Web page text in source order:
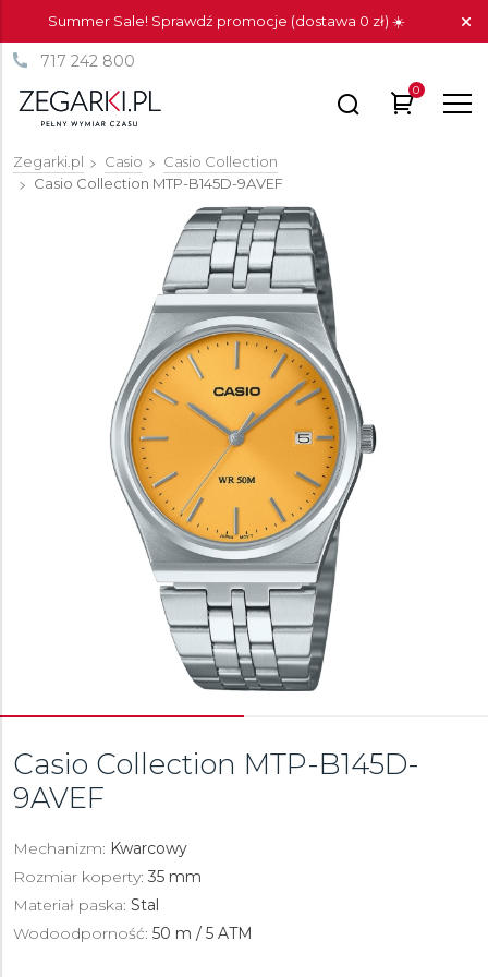
Summer Sale! Sprawdź promocje (dostawa 0 zł) ☀️
717 242 800
0
Zegarki.pl Casio
Casio Collection
Casio Collection MTP-B145D-9AVEF
Casio Collection MTP-B145D-
9AVEF
Mechanizm: Kwarcowy
Rozmiar koperty: 35 mm
Materiał paska: Stal
Wodoodporność: 50 m / 5 ATM